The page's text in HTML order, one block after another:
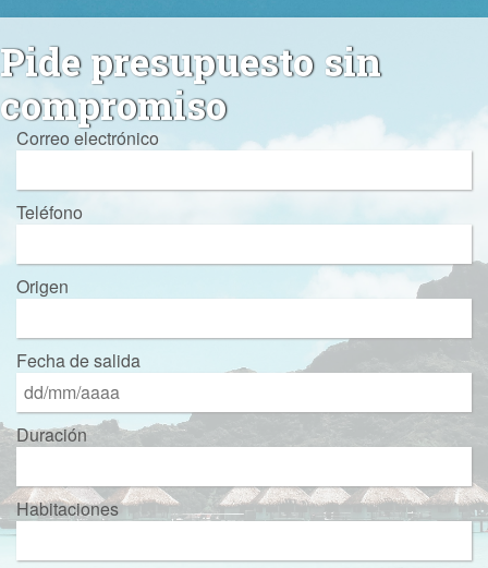
Pide presupuesto sin
compromiso
Correo electrónico
Teléfono
Origen
Fecha de salida
Duración
Habitaciones